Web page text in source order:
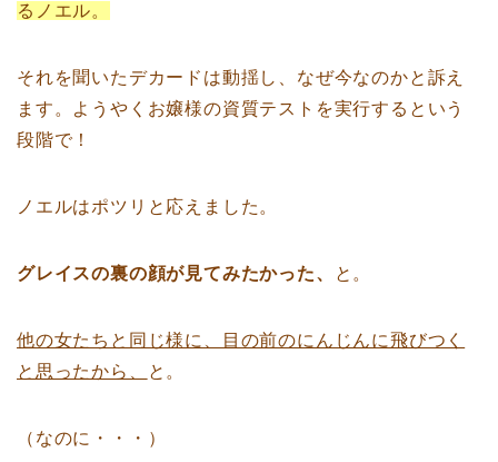
るノエル。
それを聞いたデカードは動揺し、なぜ今なのかと訴え
ます。ようやくお嬢様の資質テストを実行するという
段階で！
ノエルはポツリと応えました。
グレイスの裏の顔が見てみたかった、 と。
他の女たちと同じ様に、目の前のにんじんに飛びつく
と思ったから、
と。
（なのに・・・）